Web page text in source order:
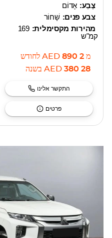
צֶבַע: אָדוֹם
צבע פנים: שָׁחוֹר
מהירות מקסימלית: 169
קמ"ש
מ 2 890
AED לחודש
28 380
AED בשנה
התקשר אלינו
פרטים